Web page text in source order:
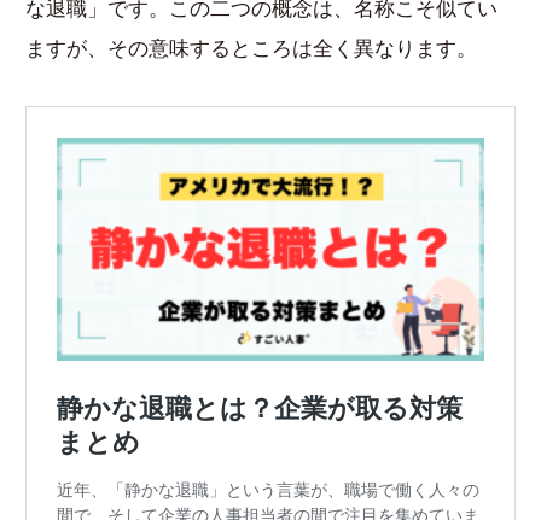
な退職」です。この二つの概念は、名称こそ似てい
ますが、その意味するところは全く異なります。